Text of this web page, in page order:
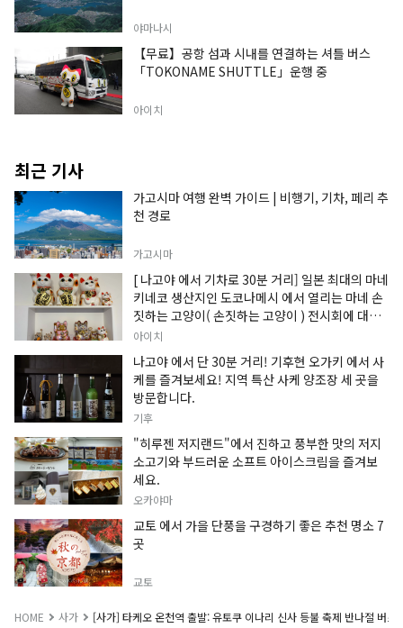
야마나시
【무료】공항 섬과 시내를 연결하는 셔틀 버스
「TOKONAME SHUTTLE」운행 중
아이치
최근 기사
가고시마 여행 완벽 가이드 | 비행기, 기차, 페리 추
천 경로
가고시마
[ 나고야 에서 기차로 30분 거리] 일본 최대의 마네
키네코 생산지인 도코나메시 에서 열리는 마네 손
짓하는 고양이( 손짓하는 고양이 ) 전시회에 대한
정보입니다.
아이치
나고야 에서 단 30분 거리! 기후현 오가키 에서 사
케를 즐겨보세요! 지역 특산 사케 양조장 세 곳을
방문합니다.
기후
"히루젠 저지랜드"에서 진하고 풍부한 맛의 저지
소고기와 부드러운 소프트 아이스크림을 즐겨보
세요.
오카야마
교토 에서 가을 단풍을 구경하기 좋은 추천 명소 7
곳
교토
HOME 사가 [사가] 타케오 온천역 출발: 유토쿠 이나리 신사 등불 축제 반나절 버스